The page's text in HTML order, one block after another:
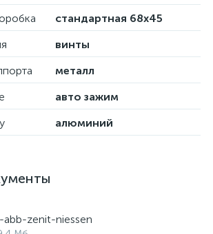
стандартная 68х45
винты
металл
авто зажим
алюминий
zenit-niessen